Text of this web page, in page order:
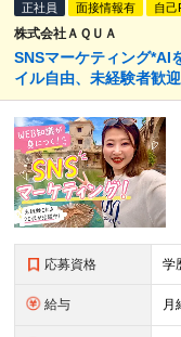
正社員 面接情報有 自己
株式会社ＡＱＵＡ
SNSマーケティング*AI
イル自由、未経験者歓
応募資格
給与